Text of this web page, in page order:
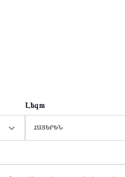
Լեզու
ՀԱՅԵՐԵՆ